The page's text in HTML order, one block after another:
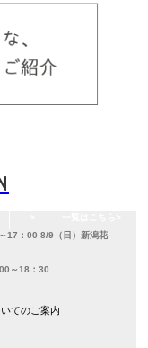
17：00 8/9（日）新潟花
～18：30
てのご案内